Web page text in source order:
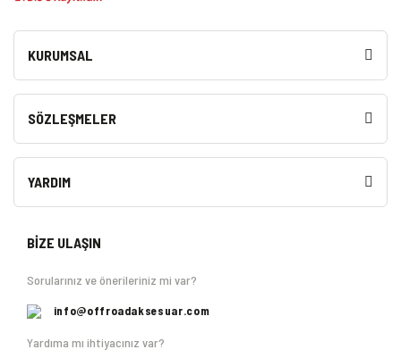
KURUMSAL
SÖZLEŞMELER
YARDIM
BİZE ULAŞIN
Sorularınız ve önerileriniz mi var?
info@offroadaksesuar.com
Yardıma mı ihtiyacınız var?